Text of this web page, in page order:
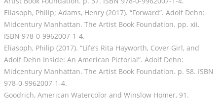
Eliasoph, Philip; Adams, Henry (2017). “Forward”. Adolf Dehn:
Midcentury Manhattan. The Artist Book Foundation. pp. xii.
ISBN 978-0-9962007-1-4.
Eliasoph, Philip (2017). “Life’s Rita Hayworth, Cover Girl, and
Adolf Dehn Inside: An American Pictorial”. Adolf Dehn:
Midcentury Manhattan. The Artist Book Foundation. p. 58. ISBN
978-0-9962007-1-4.
Goodrich, American Watercolor and Winslow Homer, 91.